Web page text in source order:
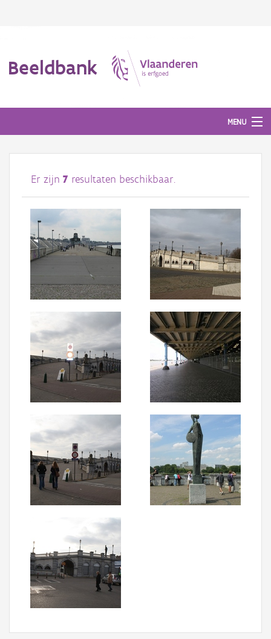
Beeldbank
MENU
Afbeeldingen
#BeeldIndeKijker
Hergebruik
Over ons
Aanmelden
Er zijn 7 resultaten beschikbaar.